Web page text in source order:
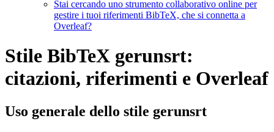
Stai cercando uno strumento collaborativo online per
gestire i tuoi riferimenti BibTeX, che si connetta a
Overleaf?
Stile BibTeX gerunsrt:
citazioni, riferimenti e Overleaf
Uso generale dello stile gerunsrt